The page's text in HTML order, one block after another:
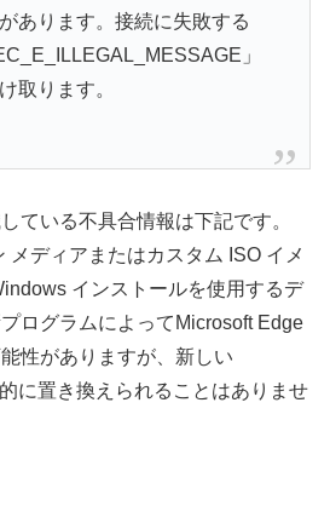
あります。接続に失敗する
」
取ります。
ている不具合情報は下記です。
メディアまたはカスタム ISO イメ
インストールを使用するデ
ログラムによってMicrosoft Edge
性がありますが、新しい
に置き換えられることはありませ